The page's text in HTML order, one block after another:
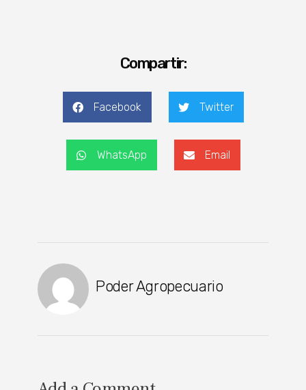
Compartir:
Facebook Twitter
WhatsApp Email
Poder Agropecuario